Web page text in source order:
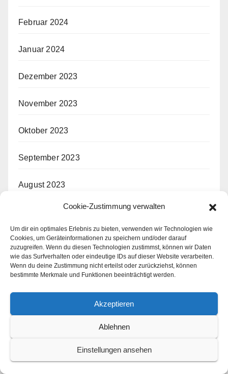
Cookie-Zustimmung verwalten
Um dir ein optimales Erlebnis zu bieten, verwenden wir Technologien wie
Cookies, um Geräteinformationen zu speichern und/oder darauf
zuzugreifen. Wenn du diesen Technologien zustimmst, können wir Daten
wie das Surfverhalten oder eindeutige IDs auf dieser Website verarbeiten.
Wenn du deine Zustimmung nicht erteilst oder zurückziehst, können
bestimmte Merkmale und Funktionen beeinträchtigt werden.
Akzeptieren
Ablehnen
Einstellungen ansehen
Februar 2024
Januar 2024
Dezember 2023
November 2023
Oktober 2023
September 2023
August 2023
Juni 2023
Mai 2023
April 2023